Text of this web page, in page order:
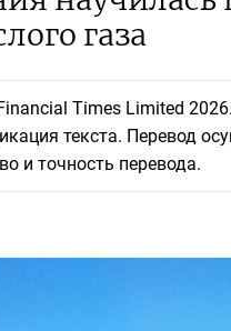
газа
Times Limited
текста. Перевод
и точность перевода.